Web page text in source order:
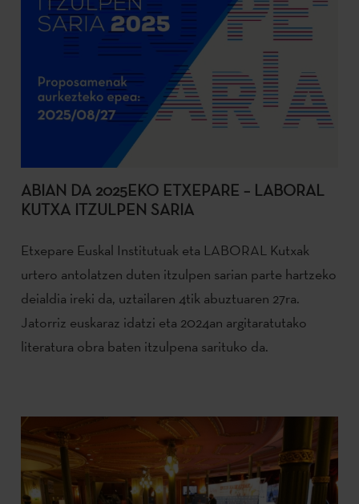
ABIAN DA 2025EKO ETXEPARE – LABORAL
KUTXA ITZULPEN SARIA
Etxepare Euskal Institutuak eta LABORAL Kutxak
urtero antolatzen duten itzulpen sarian parte hartzeko
deialdia ireki da, uztailaren 4tik abuztuaren 27ra.
Jatorriz euskaraz idatzi eta 2024an argitaratutako
literatura obra baten itzulpena sarituko da.